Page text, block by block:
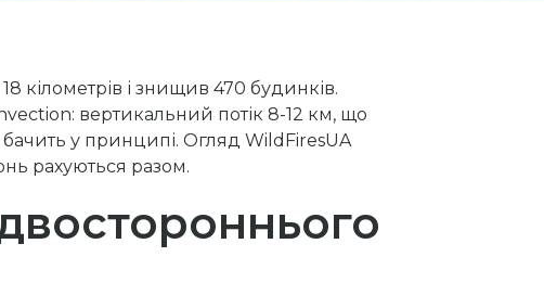
кілометрів і знищив 470 будинків.
вертикальний потік 8-12 км, що
у принципі. Огляд WildFiresUA
рахуються разом.